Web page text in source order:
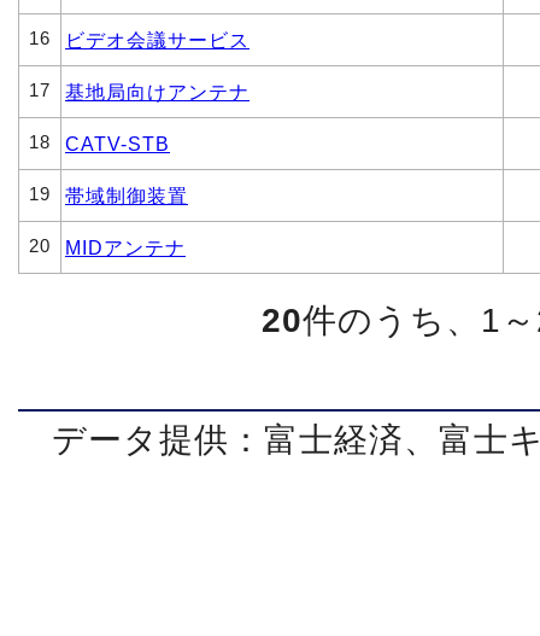
16 ビデオ会議サービス
17 基地局向けアンテナ
18 CATV-STB
19 帯域制御装置
20 MIDアンテナ
20件のうち、1
データ提供：富士経済、富士